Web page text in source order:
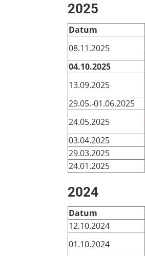
2025
Datum
08.11.2025
04.10.2025
13.09.2025
29.05.-01.06.2025
24.05.2025
03.04.2025
29.03.2025
24.01.2025
2024
Datum
12.10.2024
01.10.2024